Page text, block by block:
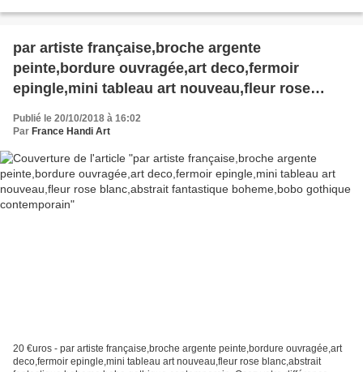
par artiste française,broche argente
peinte,bordure ouvragée,art deco,fermoir
epingle,mini tableau art nouveau,fleur rose
blanc,abstrait fantastique boheme,bobo
gothique contemporain
Publié le 20/10/2018 à 16:02
Par France Handi Art
20 €uros - par artiste française,broche argente peinte,bordure ouvragée,art
deco,fermoir epingle,mini tableau art nouveau,fleur rose blanc,abstrait